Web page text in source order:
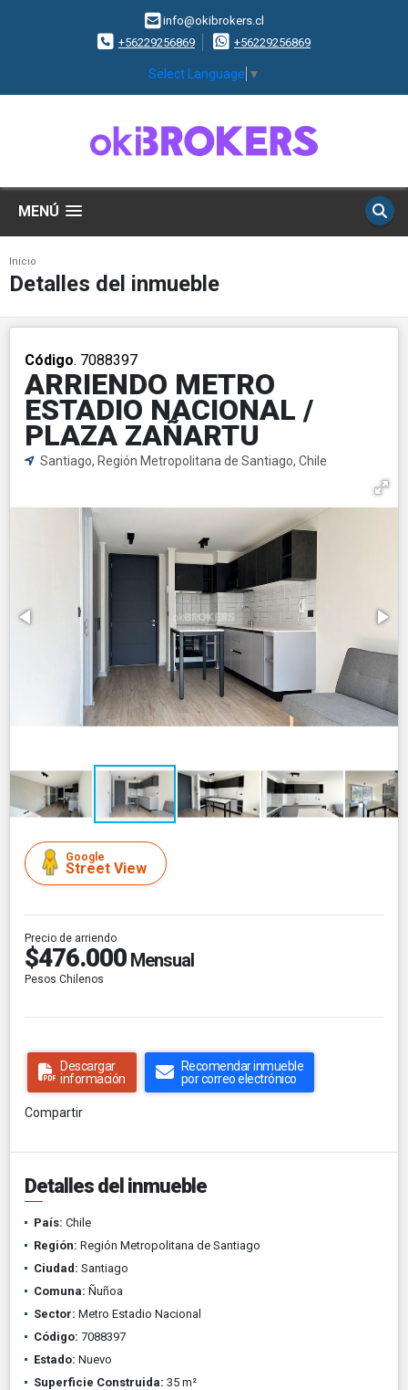
info@okibrokers.cl
+56229256869
+56229256869
Select Language ▼
MENÚ
Inicio
Detalles del inmueble
Código. 7088397
ARRIENDO METRO
ESTADIO NACIONAL /
PLAZA ZAÑARTU
Santiago, Región Metropolitana de Santiago, Chile
Google
Street View
Precio de arriendo
$476.000 Mensual
Pesos Chilenos
Descargar
información
Recomendar inmueble
por correo electrónico
Compartir
Detalles del inmueble
País: Chile
Región: Región Metropolitana de Santiago
Ciudad: Santiago
Comuna: Ñuñoa
Sector: Metro Estadio Nacional
Código: 7088397
Estado: Nuevo
Superficie Construida: 35 m²